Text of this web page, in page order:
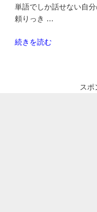
単語でしか話せない自
頼りっき …
“タ
続きを読む
スポ